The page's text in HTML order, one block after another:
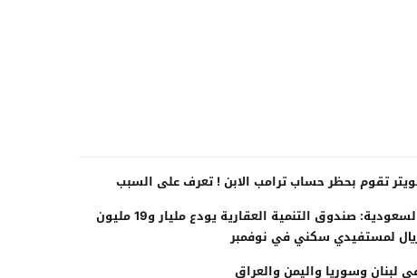
تقوم بحظر حساب ترامب الابن ! تعرف على السبب
السعودية: صندوق التنمية العقارية يودع مليار و19 مليون
لمستفيدي سكني في نوفمبر
لبنان وسوريا واليمن والعراق